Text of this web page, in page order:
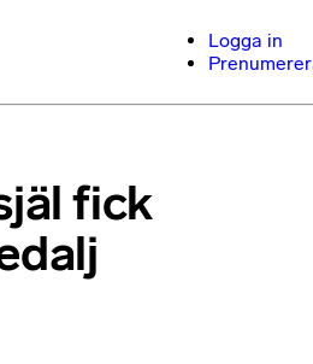
Logga in
fick